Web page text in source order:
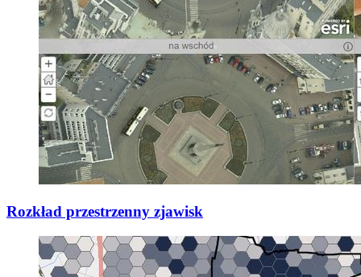
Rozkład przestrzenny zjawisk